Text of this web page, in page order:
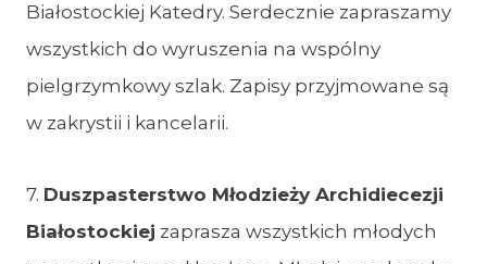
Białostockiej Katedry. Serdecznie zapraszamy
wszystkich do wyruszenia na wspólny
pielgrzymkowy szlak. Zapisy przyjmowane są
w zakrystii i kancelarii.
7. Duszpasterstwo Młodzieży Archidiecezji
Białostockiej zaprasza wszystkich młodych